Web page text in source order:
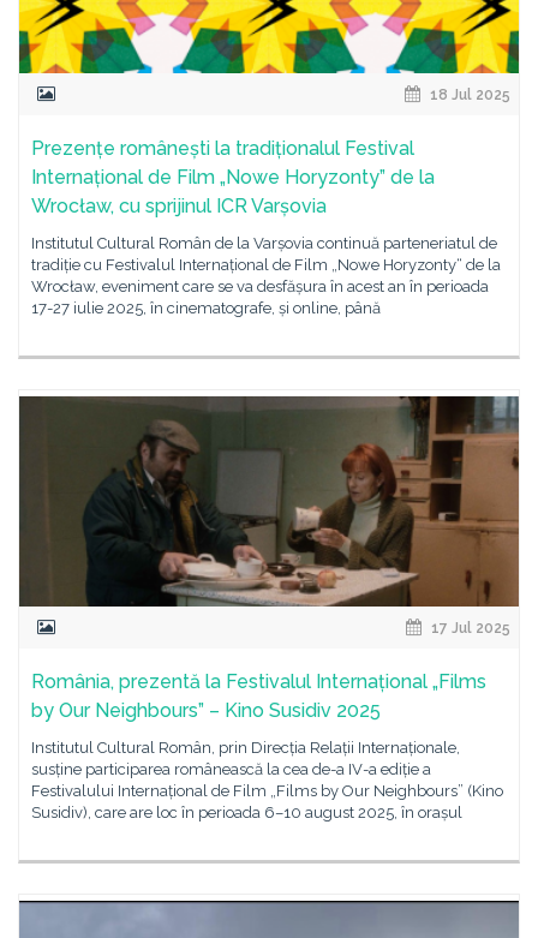
18 Jul 2025
Prezențe românești la tradiționalul Festival
Internațional de Film „Nowe Horyzonty” de la
Wrocław, cu sprijinul ICR Varșovia
Institutul Cultural Român de la Varșovia continuă parteneriatul de
tradiție cu Festivalul Internațional de Film „Nowe Horyzonty“ de la
Wrocław, eveniment care se va desfășura în acest an în perioada
17-27 iulie 2025, în cinematografe, și online, până
17 Jul 2025
România, prezentă la Festivalul Internațional „Films
by Our Neighbours” – Kino Susidiv 2025
Institutul Cultural Român, prin Direcția Relații Internaționale,
susține participarea românească la cea de-a IV-a ediție a
Festivalului Internațional de Film „Films by Our Neighbours” (Kino
Susidiv), care are loc în perioada 6–10 august 2025, în orașul